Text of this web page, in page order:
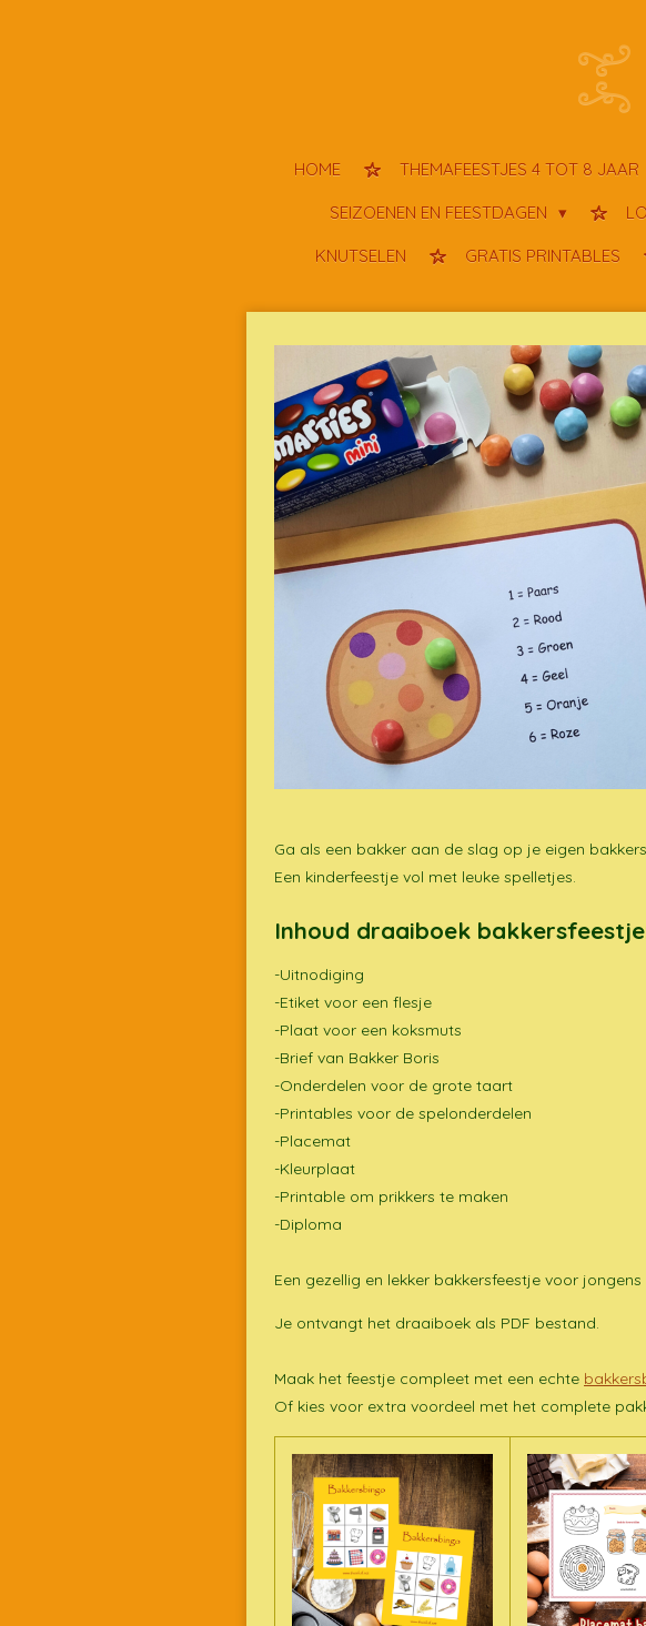
HOME THEMAFEESTJES 4 TOT 8 JAAR
SEIZOENEN EN FEESTDAGEN
KNUTSELEN GRATIS PRINTABLES
Ga als een bakker aan de slag op je eigen
Een kinderfeestje vol met leuke spelletjes.
Inhoud draaiboek
-Uitnodiging
-Etiket voor een flesje
-Plaat voor een koksmuts
-Brief van Bakker Boris
-Onderdelen voor de grote taart
-Printables voor de spelonderdelen
-Placemat
-Kleurplaat
-Printable om prikkers te maken
-Diploma
Een gezellig en lekker bakkersfeestje voor
Je ontvangt het draaiboek als PDF bestand.
Maak het feestje compleet met een echte
Of kies voor extra voordeel met het complete